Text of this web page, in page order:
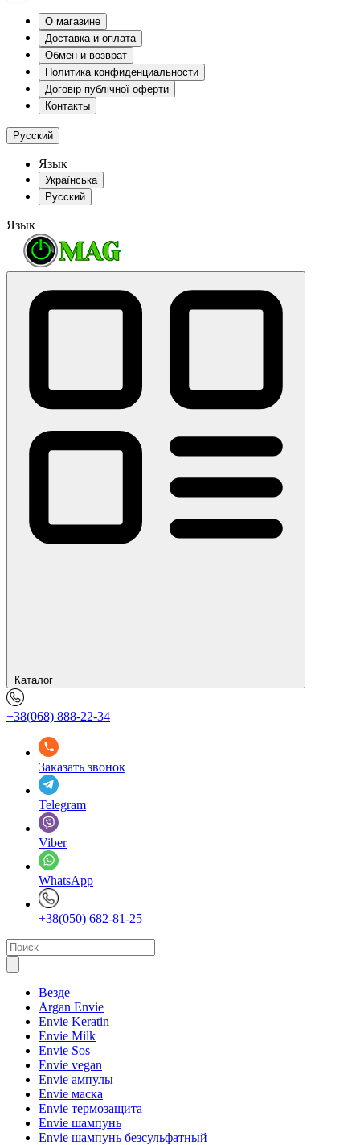
О магазине
Доставка и оплата
Обмен и возврат
Политика конфиденциальности
Договір публічної оферти
Контакты
Русский
Язык
Українська
Русский
Язык
Каталог
+38(068) 888-22-34
Заказать звонок
Telegram
Viber
WhatsApp
+38(050) 682-81-25
Везде
Argan Envie
Envie Keratin
Envie Milk
Envie Sos
Envie vegan
Envie ампулы
Envie маска
Envie термозащита
Envie шампунь
Envie шампунь безсульфатный